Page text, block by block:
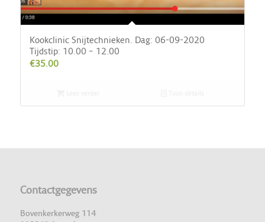
Kookclinic Snijtechnieken. Dag: 06-09-2020
Tijdstip: 10.00 – 12.00
€35.00
Contactgegevens
Bovenkerkerweg 114